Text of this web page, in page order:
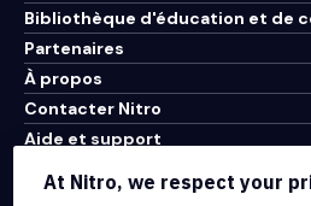
Bibliothèque d'éducation et de
Partenaires
À propos
Contacter Nitro
Aide et support
At Nitro, we respect your